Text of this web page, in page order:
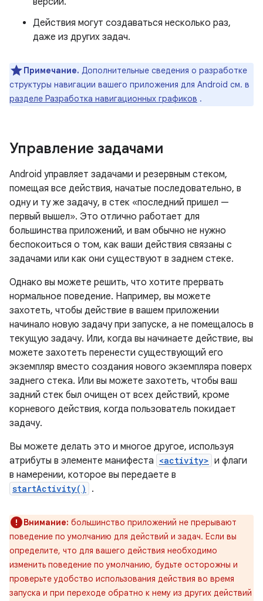
Действия могут создаваться несколько раз,
даже из других задач.
Примечание. Дополнительные сведения о разработке
структуры навигации вашего приложения для Android см. в
разделе Разработка навигационных графиков .
Управление задачами
Android управляет задачами и резервным стеком,
помещая все действия, начатые последовательно, в
одну и ту же задачу, в стек «последний пришел —
первый вышел». Это отлично работает для
большинства приложений, и вам обычно не нужно
беспокоиться о том, как ваши действия связаны с
задачами или как они существуют в заднем стеке.
Однако вы можете решить, что хотите прервать
нормальное поведение. Например, вы можете
захотеть, чтобы действие в вашем приложении
начинало новую задачу при запуске, а не помещалось в
текущую задачу. Или, когда вы начинаете действие, вы
можете захотеть перенести существующий его
экземпляр вместо создания нового экземпляра поверх
заднего стека. Или вы можете захотеть, чтобы ваш
задний стек был очищен от всех действий, кроме
корневого действия, когда пользователь покидает
задачу.
Вы можете делать это и многое другое, используя
атрибуты в элементе манифеста <activity> и флаги
в намерении, которое вы передаете в
startActivity() .
Внимание: большинство приложений не прерывают
поведение по умолчанию для действий и задач. Если вы
определите, что для вашего действия необходимо
изменить поведение по умолчанию, будьте осторожны и
проверьте удобство использования действия во время
запуска и при переходе обратно к нему из других действий